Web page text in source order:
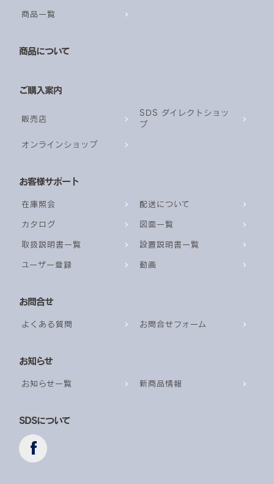
商品一覧
商品について
ご購入案内
販売店
SDS ダイレクトショッ
プ
オンラインショップ
お客様サポート
在庫照会 配送について
カタログ 図面一覧
取扱説明書一覧 設置説明書一覧
ユーザー登録 動画
お問合せ
よくある質問 お問合せフォーム
お知らせ
お知らせ一覧 新商品情報
SDSについて